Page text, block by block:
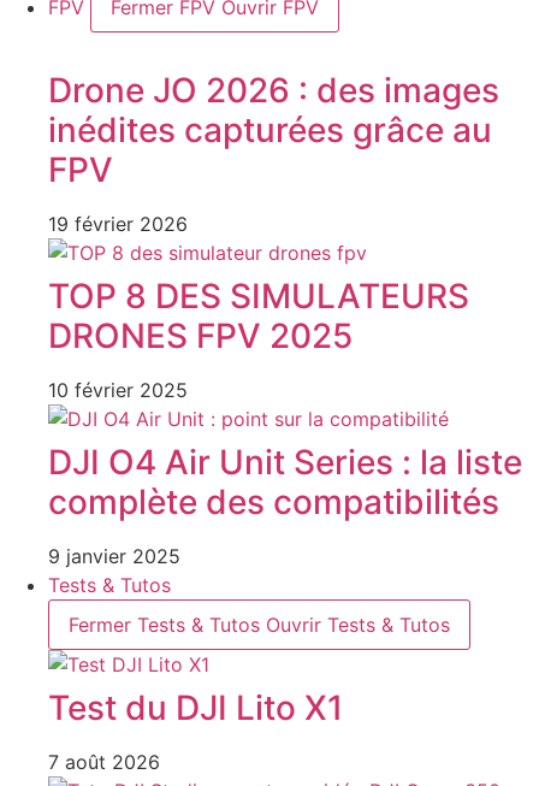
FPV
Fermer FPV Ouvrir FPV
Drone JO 2026 : des images
inédites capturées grâce au
FPV
19 février 2026
TOP 8 DES SIMULATEURS
DRONES FPV 2025
10 février 2025
DJI O4 Air Unit Series : la liste
complète des compatibilités
9 janvier 2025
Tests & Tutos
Fermer Tests & Tutos Ouvrir Tests & Tutos
Test du DJI Lito X1
7 août 2026